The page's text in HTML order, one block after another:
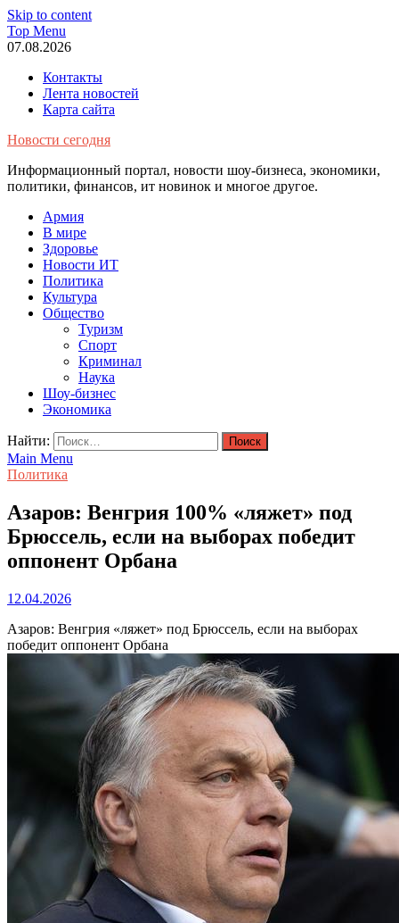
Skip to content
Top Menu
07.08.2026
Контакты
Лента новостей
Карта сайта
Новости сегодня
Информационный портал, новости шоу-бизнеса, экономики,
политики, финансов, ит новинок и многое другое.
Армия
В мире
Здоровье
Новости ИТ
Политика
Культура
Общество
Туризм
Спорт
Криминал
Наука
Шоу-бизнес
Экономика
Найти:
Main Menu
Политика
Азаров: Венгрия 100% «ляжет» под
Брюссель, если на выборах победит
оппонент Орбана
12.04.2026
Азаров: Венгрия «ляжет» под Брюссель, если на выборах
победит оппонент Орбана